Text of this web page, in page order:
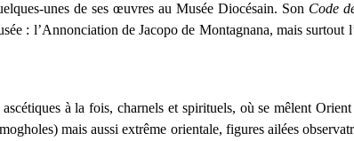
unes de ses œuvres au Musée Diocésain. Son Code
: l’Annonciation de Jacopo de Montagnana, mais
à la fois, charnels et spirituels, où se mêlent
mais aussi extrême orientale, figures ailées